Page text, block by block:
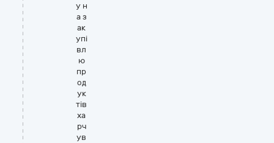
у н
а з
ак
упі
вл
ю
пр
од
ук
тів
ха
рч
ув